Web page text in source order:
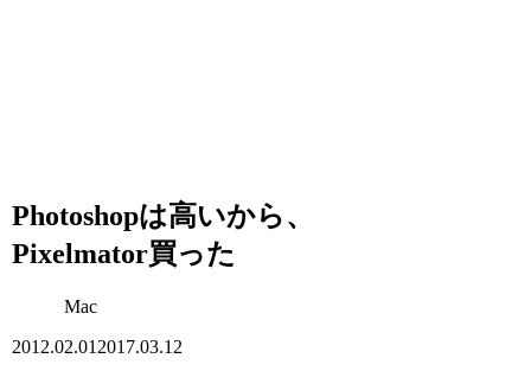
Photoshopは高いから、
Pixelmator買った
Mac
2012.02.01 2017.03.12